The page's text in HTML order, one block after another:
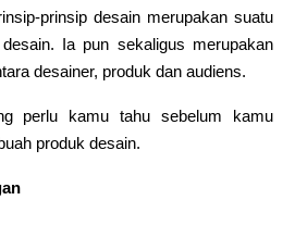
prinsip desain merupakan suatu
Ia pun sekaligus merupakan
desainer, produk dan audiens.
perlu kamu tahu sebelum kamu
produk desain.